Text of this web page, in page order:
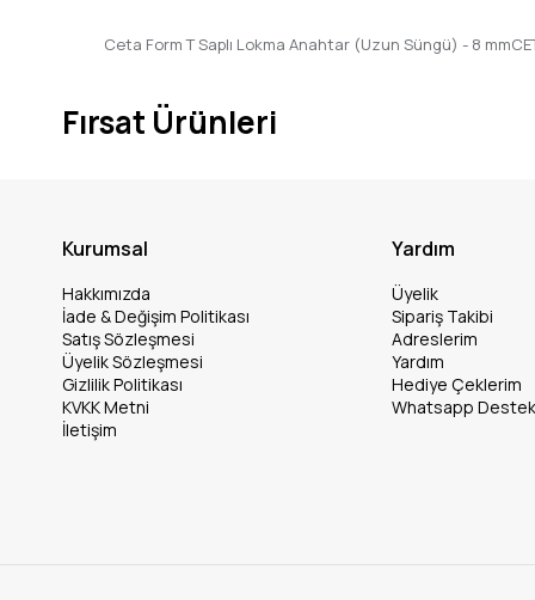
Ceta Form T Saplı Lokma Anahtar (Uzun Süngü) - 8
Fırsat Ürünleri
Kurumsal
Hakkımızda
İade & Değişim Politikası
Satış Sözleşmesi
Üyelik Sözleşmesi
Gizlilik Politikası
KVKK Metni
İletişim
Yardım
Üyelik
Sipariş Takibi
Adreslerim
Yardım
Hediye Çeklerim
Whatsapp Destek